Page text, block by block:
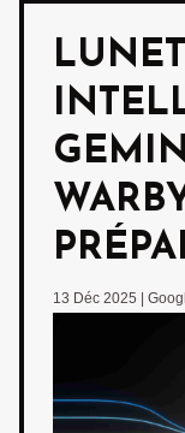
13 Déc 2025